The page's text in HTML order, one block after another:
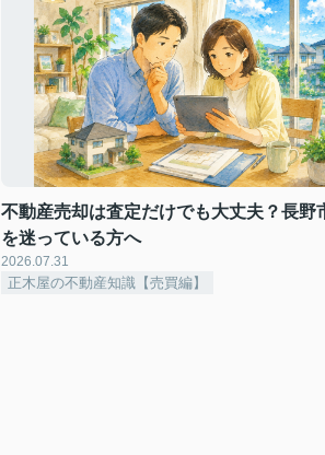
不動産売却は査定だけでも大丈夫？長野
を迷っている方へ
2026.07.31
正木屋の不動産知識【売買編】